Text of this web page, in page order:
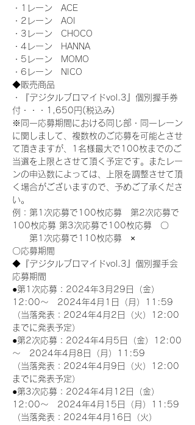
・1レーン　ACE
・2レーン　AOI
・3レーン　CHOCO
・4レーン　HANNA
・5レーン　MOMO
・6レーン　NICO
◆販売商品
・『デジタルブロマイドvol.3』個別握手券
付・・・1,650円(税込み)
※同一応募期間における同じ部・同一レーン
に関しまして、複数枚のご応募を可能とさせ
て頂きますが、1名様最大で100枚までのご
当選を上限とさせて頂く予定です。またレー
ンの申込数によっては、上限を調整させて頂
く場合がございますので、予めご了承くださ
い。
例：第1次応募で100枚応募　第2次応募で
100枚応募 第3次応募で100枚応募　〇
第1次応募で110枚応募　×
〇応募期間
◆『デジタルブロマイドvol.3』個別握手会
応募期間
●第1次応募：2024年3月29日（金）
12:00～　2024年4月1日（月）11:59
（当落発表：2024年4月2日（火）12:00
までに発表予定）
●第2次応募：2024年4月5日（金）12:00
～　2024年4月8日（月）11:59
（当落発表：2024年4月9日（火）12:00
までに発表予定）
●第3次応募：2024年4月12日（金）
12:00～　2024年4月15日（月）11:59
（当落発表：2024年4月16日（火）